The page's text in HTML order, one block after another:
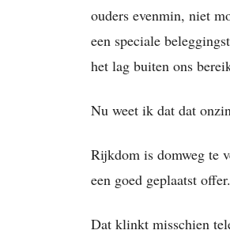
ouders evenmin, niet
een speciale
het lag buiten ons
Nu weet ik dat dat
Rijkdom is domweg te
een goed geplaatst offer.
Dat klinkt misschien